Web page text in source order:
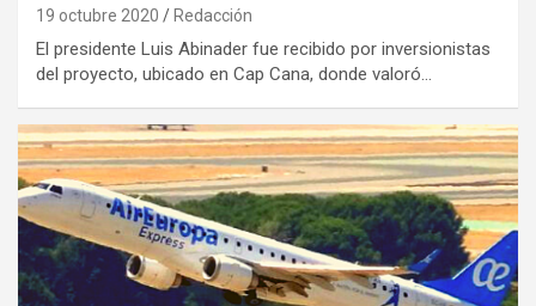
19 octubre 2020 Redacción
El presidente Luis Abinader fue recibido por inversionistas
del proyecto, ubicado en Cap Cana, donde valoró…